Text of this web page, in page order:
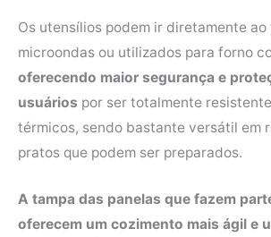
Os utensílios podem ir diretamente ao
microondas ou utilizados para forno
oferecendo maior segurança e
usuários por ser totalmente
térmicos, sendo bastante versátil em
pratos que podem ser preparados.
A tampa das panelas que fazem
oferecem um cozimento mais ágil e